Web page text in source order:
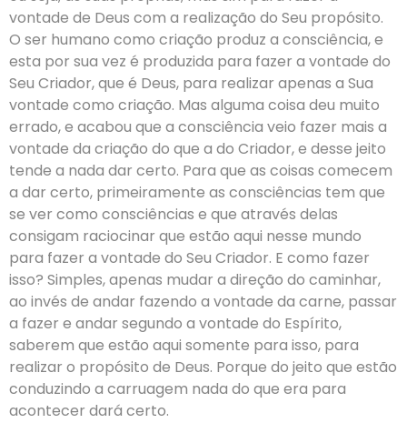
vontade de Deus com a realização do Seu propósito.
O ser humano como criação produz a consciência, e
esta por sua vez é produzida para fazer a vontade do
Seu Criador, que é Deus, para realizar apenas a Sua
vontade como criação. Mas alguma coisa deu muito
errado, e acabou que a consciência veio fazer mais a
vontade da criação do que a do Criador, e desse jeito
tende a nada dar certo. Para que as coisas comecem
a dar certo, primeiramente as consciências tem que
se ver como consciências e que através delas
consigam raciocinar que estão aqui nesse mundo
para fazer a vontade do Seu Criador. E como fazer
isso? Simples, apenas mudar a direção do caminhar,
ao invés de andar fazendo a vontade da carne, passar
a fazer e andar segundo a vontade do Espírito,
saberem que estão aqui somente para isso, para
realizar o propósito de Deus. Porque do jeito que estão
conduzindo a carruagem nada do que era para
acontecer dará certo.